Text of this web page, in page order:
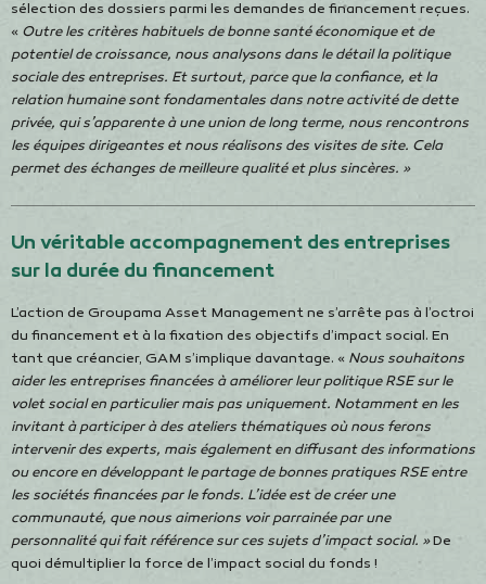
sélection des dossiers parmi les demandes de financement reçues.
« Outre les critères habituels de bonne santé économique et de
potentiel de croissance, nous analysons dans le détail la politique
sociale des entreprises. Et surtout, parce que la confiance, et la
relation humaine sont fondamentales dans notre activité de dette
privée, qui s’apparente à une union de long terme, nous rencontrons
les équipes dirigeantes et nous réalisons des visites de site. Cela
permet des échanges de meilleure qualité et plus sincères. »
Un véritable accompagnement des entreprises
sur la durée du financement
L’action de Groupama Asset Management ne s’arrête pas à l’octroi
du financement et à la fixation des objectifs d’impact social. En
tant que créancier, GAM s’implique davantage. « Nous souhaitons
aider les entreprises financées à améliorer leur politique RSE sur le
volet social en particulier mais pas uniquement. Notamment en les
invitant à participer à des ateliers thématiques où nous ferons
intervenir des experts, mais également en diffusant des informations
ou encore en développant le partage de bonnes pratiques RSE entre
les sociétés financées par le fonds. L’idée est de créer une
communauté, que nous aimerions voir parrainée par une
personnalité qui fait référence sur ces sujets d’impact social. »De
quoi démultiplier la force de l’impact social du fonds !